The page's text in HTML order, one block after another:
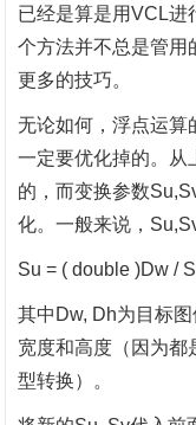
已经是算是用VCL进
个方法并不总是管用
更多的技巧。
无论如何，浮点运算
一定要优化掉的。从
的，而变换参数
化。一般来说，
Su = ( double )Dw /
其中 Dw, Dh为目标
宽度和高度（因为都
型转换）。